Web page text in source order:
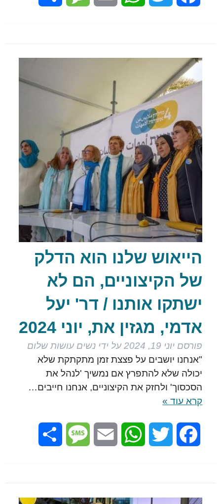
הייאוש שלנו הוא הדלק
של הקיצוניים, הם לא
ישתקו אותנו / דר' יעל
אדמי, מגזין את, יוני 2024
פורסם יוני 19, 2024 על ידי נשים עושות שלום
"אנחנו יושבים על פצצת זמן מתקתקת שלא
יכולה שלא להתפרץ אם נמשיך 'לנהל את
הסכסוך' ולחזק את הקיצוניים, אנחנו חייבים…
קרא עוד »
Facebook
Twitter
WhatsApp
Email
Message